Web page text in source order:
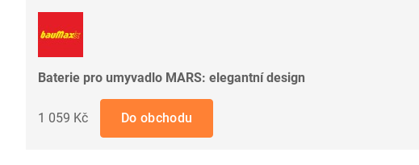
Baterie pro umyvadlo MARS: elegantní design
1 059 Kč Do obchodu